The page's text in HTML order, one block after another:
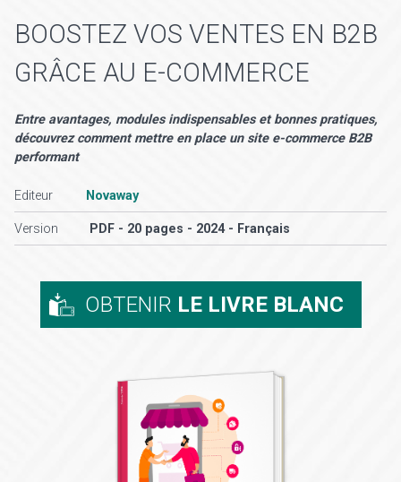
BOOSTEZ VOS VENTES EN B2B
GRÂCE AU E-COMMERCE
Entre avantages, modules indispensables et bonnes pratiques,
découvrez comment mettre en place un site e-commerce B2B
performant
Editeur Novaway
Version PDF - 20 pages - 2024 - Français
OBTENIR LE LIVRE BLANC